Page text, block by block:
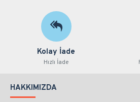
Kolay İade
Hızlı İade
HAKKIMIZDA